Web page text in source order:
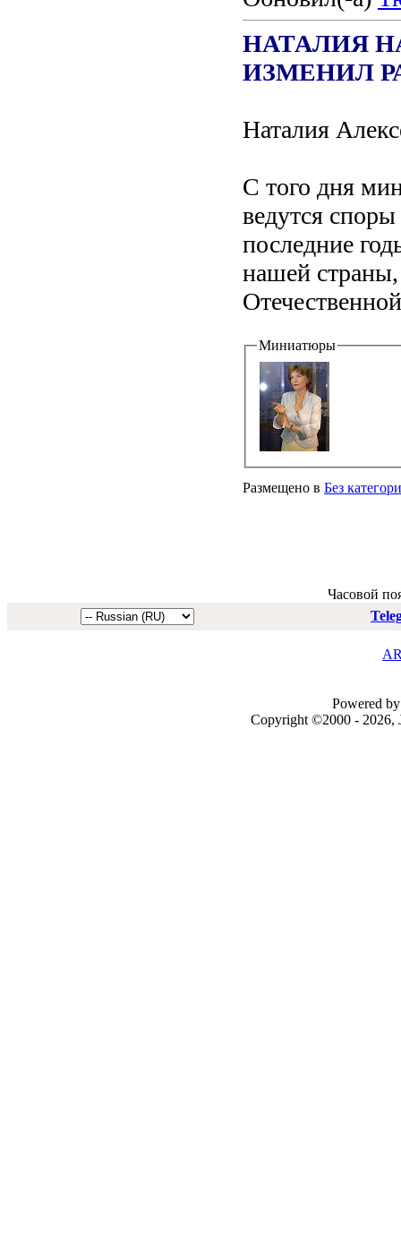
НАТАЛИЯ
ИЗМЕНИЛ
Наталия
С того дня
ведутся
последние
нашей
Миниатюры
Размещено в Без
Часовой
Powered
Copyright ©2000 - 2026,